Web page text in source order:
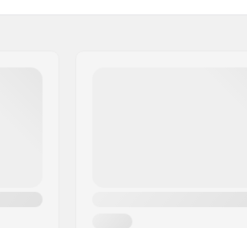
Laakeriluokitus: